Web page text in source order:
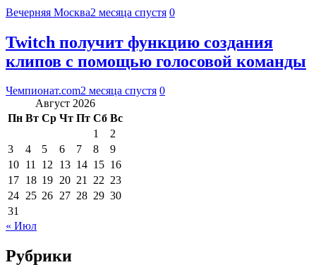
Вечерняя Москва2 месяца спустя 0
Twitch получит функцию создания
клипов с помощью голосовой команды
Чемпионат.com2 месяца спустя 0
Август 2026
Пн Вт Ср Чт Пт Сб Вс
1
2
3
4 5 6 7 8
9
10 11 12 13 14 15 16
17 18 19 20 21 22 23
24 25 26 27 28 29 30
31
« Июл
Рубрики